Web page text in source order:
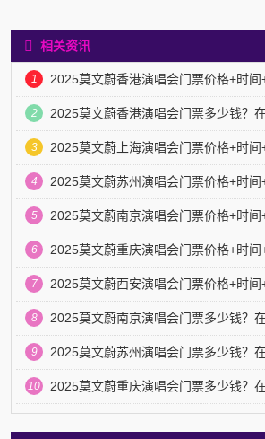
相关资讯
1 2025莫文蔚香港演唱会门票价格+时间
2 2025莫文蔚香港演唱会门票多少钱？在
3 2025莫文蔚上海演唱会门票价格+时间
4 2025莫文蔚苏州演唱会门票价格+时间
5 2025莫文蔚南京演唱会门票价格+时间
6 2025莫文蔚重庆演唱会门票价格+时间
7 2025莫文蔚西安演唱会门票价格+时间
8 2025莫文蔚南京演唱会门票多少钱？在
9 2025莫文蔚苏州演唱会门票多少钱？在
10 2025莫文蔚重庆演唱会门票多少钱？在